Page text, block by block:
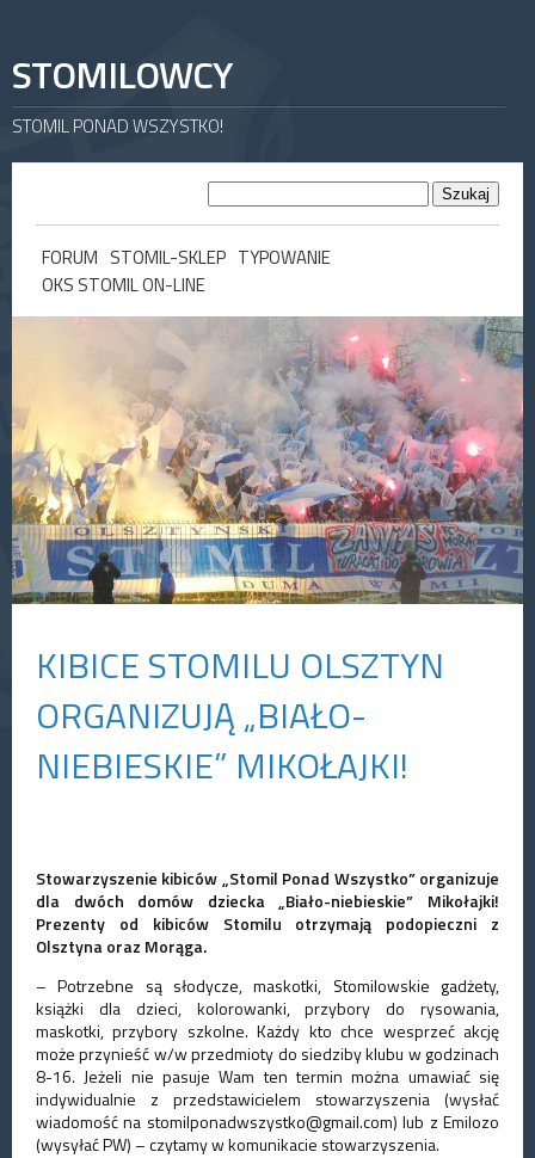
STOMILOWCY
STOMIL PONAD WSZYSTKO!
FORUM STOMIL-SKLEP TYPOWANIE
OKS STOMIL ON-LINE
KIBICE STOMILU OLSZTYN
ORGANIZUJĄ „BIAŁO-
NIEBIESKIE” MIKOŁAJKI!
Stowarzyszenie kibiców „Stomil Ponad Wszystko” organizuje
dla dwóch domów dziecka „Biało-niebieskie” Mikołajki!
Prezenty od kibiców Stomilu otrzymają podopieczni z
Olsztyna oraz Morąga.
– Potrzebne są słodycze, maskotki, Stomilowskie gadżety,
książki dla dzieci, kolorowanki, przybory do rysowania,
maskotki, przybory szkolne. Każdy kto chce wesprzeć akcję
może przynieść w/w przedmioty do siedziby klubu w godzinach
8-16. Jeżeli nie pasuje Wam ten termin można umawiać się
indywidualnie z przedstawicielem stowarzyszenia (wysłać
wiadomość na stomilponadwszystko@gmail.com) lub z Emilozo
(wysyłać PW) – czytamy w komunikacie stowarzyszenia.